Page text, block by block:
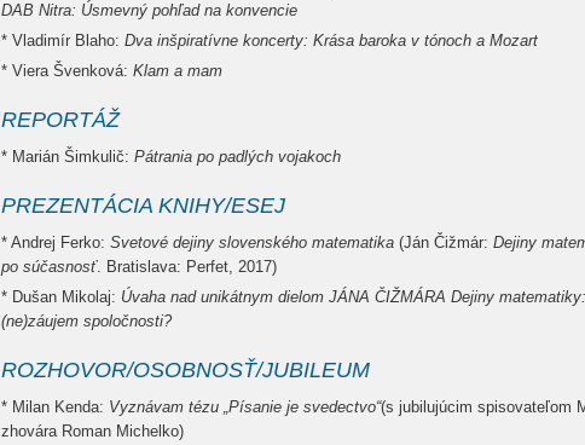
DAB Nitra: Úsmevný pohľad na konvencie
* Vladimír Blaho: Dva inšpiratívne koncerty: Krása baroka v tónoch a Mozart
* Viera Švenková: Klam a mam
REPORTÁŽ
* Marián Šimkulič: Pátrania po padlých vojakoch
PREZENTÁCIA KNIHY/ESEJ
* Andrej Ferko: Svetové dejiny slovenského matematika (Ján Čižmár: Dejiny
po súčasnosť. Bratislava: Perfet, 2017)
* Dušan Mikolaj: Úvaha nad unikátnym dielom JÁNA ČIŽMÁRA Dejiny
(ne)záujem spoločnosti?
ROZHOVOR/OSOBNOSŤ/JUBILEUM
* Milan Kenda: Vyznávam tézu „Písanie je svedectvo“(s jubilujúcim spisovateľom
zhovára Roman Michelko)